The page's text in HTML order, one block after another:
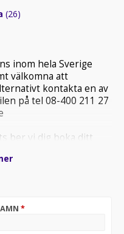
(26)
inom hela Sverige
välkomna att
kontakta en av
på tel 08-400 211 27
ber vi dig boka ditt
att vi kan ge dig
*